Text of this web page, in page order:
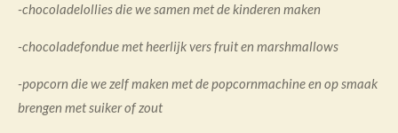
-chocoladelollies die we samen met de kinderen maken
-chocoladefondue met heerlijk vers fruit en marshmallows
-popcorn die we zelf maken met de popcornmachine en op smaak
brengen met suiker of zout